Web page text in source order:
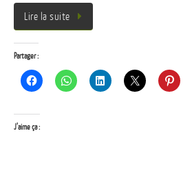
Lire la suite
Partager :
J’aime ça :